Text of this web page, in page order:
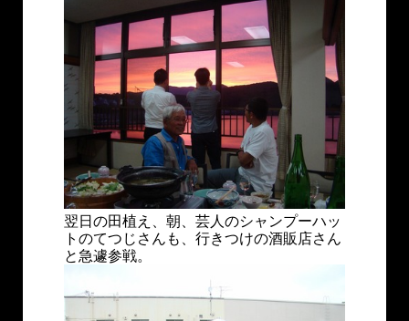
翌日の田植え、朝、芸人のシャンプーハッ
トのてつじさんも、行きつけの酒販店さん
と急遽参戦。